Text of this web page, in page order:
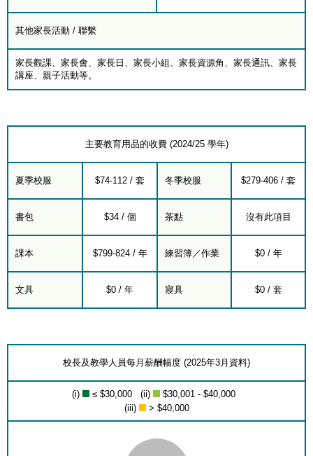
其他家長活動 / 聯繫
家長觀課、家長會、家長日、家長小組、家長資源角、家長通訊、家長
講座、親子活動等。
主要教育用品的收費 (2024/25 學年)
夏季校服 $74-112 / 套 冬季校服 $279-406 / 套
書包 $34 / 個 茶點 沒有此項目
課本 $799-824 / 年 練習簿／作業 $0 / 年
文具 $0 / 年 寢具 $0 / 套
校長及教學人員每月薪酬幅度 (2025年3月資料)
(i) ≤ $30,000 (ii)
$30,001 - $40,000
(iii)
> $40,000